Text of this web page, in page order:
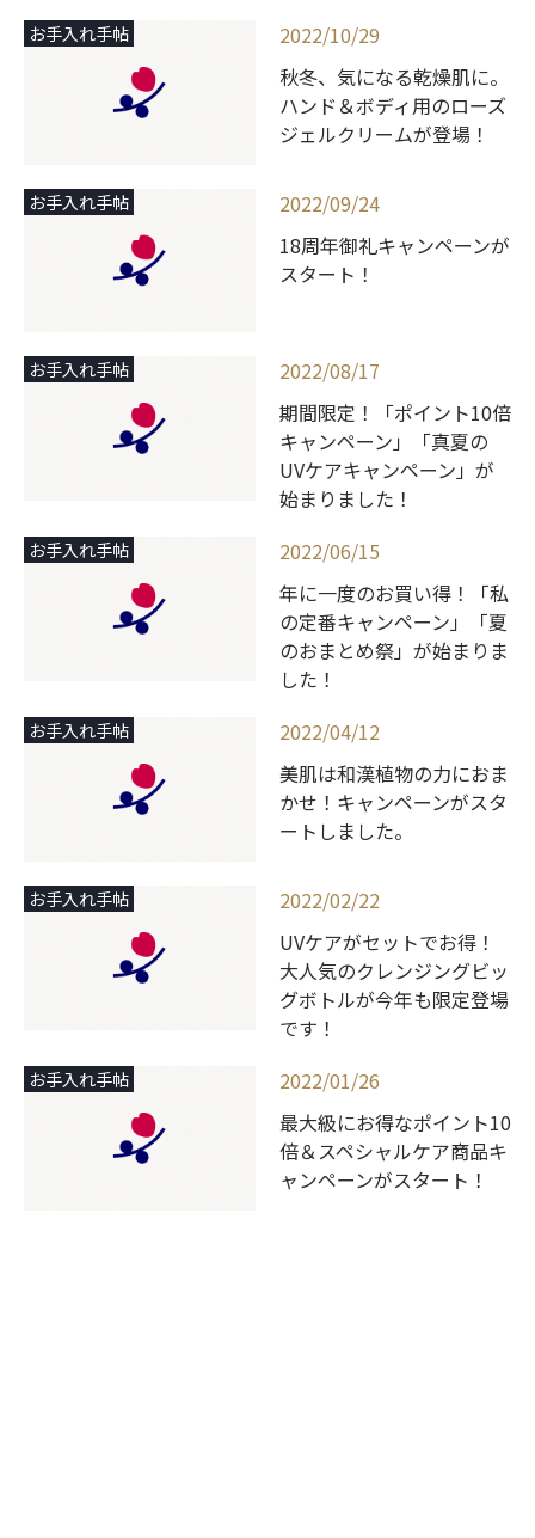
お手入れ手帖
2022/10/29
秋冬、気になる乾燥肌に。
ハンド＆ボディ用のローズ
ジェルクリームが登場！
お手入れ手帖
2022/09/24
18周年御礼キャンペーンが
スタート！
お手入れ手帖
2022/08/17
期間限定！「ポイント10倍
キャンペーン」「真夏の
UVケアキャンペーン」が
始まりました！
お手入れ手帖
2022/06/15
年に一度のお買い得！「私
の定番キャンペーン」「夏
のおまとめ祭」が始まりま
した！
お手入れ手帖
2022/04/12
美肌は和漢植物の力におま
かせ！キャンペーンがスタ
ートしました。
お手入れ手帖
2022/02/22
UVケアがセットでお得！
大人気のクレンジングビッ
グボトルが今年も限定登場
です！
お手入れ手帖
2022/01/26
最大級にお得なポイント10
倍＆スペシャルケア商品キ
ャンペーンがスタート！